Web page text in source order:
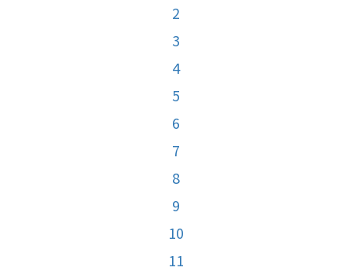
2
3
4
5
6
7
8
9
10
11